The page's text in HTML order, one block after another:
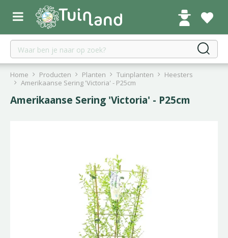
r
Home Producten Planten Tuinplanten
Heesters
Amerikaanse Sering 'Victoria' - P25cm
Amerikaanse Sering 'Victoria' - P25cm